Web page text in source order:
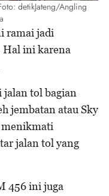
detikJateng/Angling
ramai jadi
Hal ini karena
jalan tol bagian
jembatan atau Sky
menikmati
jalan tol yang
456 ini juga